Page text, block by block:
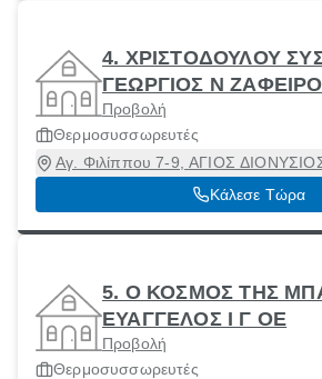
4. ΧΡΙΣΤΟΔΟΥΛΟΥ
ΓΕΩΡΓΙΟΣ Ν
Προβολή
Θερμοσυσσωρευτές
Αγ. Φιλίππου 7-9, ΑΓΙΟΣ
Αττική, 18540
Κάλεσε Τώρα
5. Ο ΚΟΣΜΟΣ ΤΗΣ
ΕΥΑΓΓΕΛΟΣ Ι Γ ΟΕ
Προβολή
Θερμοσυσσωρευτές